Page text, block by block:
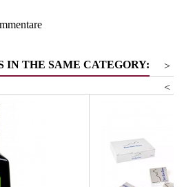
IN THE SAME CATEGORY:
>
<